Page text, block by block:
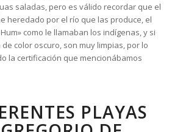
saladas, pero es válido recordar que el
heredado por el río que las produce, el
Hum» como le llamaban los indígenas, y si
color oscuro, son muy limpias, por lo
la certificación que mencionábamos
PLAYAS